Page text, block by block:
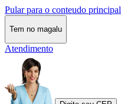
Pular para o conteudo principal
Tem no magalu
Atendimento